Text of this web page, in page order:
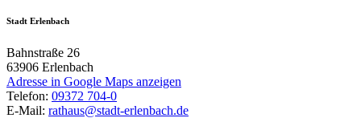
Stadt Erlenbach
Bahnstraße 26
63906 Erlenbach
Adresse in Google Maps anzeigen
Telefon: 09372 704-0
E-Mail: rathaus@stadt-erlenbach.de